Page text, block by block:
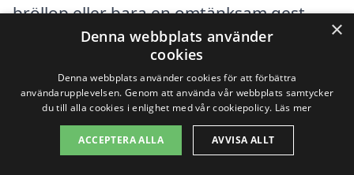
bröllop eller bara en omtänksam gest,
kan du här se de vackraste
blomsterarrangemangen som går att
beställa online. Utforska våra
rekommenderade florister ochbeställ
blommor för leverans direkt till någon du
×
Denna webbplats använder
cookies
Denna webbplats använder cookies för att förbättra
användarupplevelsen. Genom att använda vår webbplats samtycker
du till alla cookies i enlighet med vår cookiepolicy. Läs mer
ACCEPTERA ALLA AVVISA ALLT